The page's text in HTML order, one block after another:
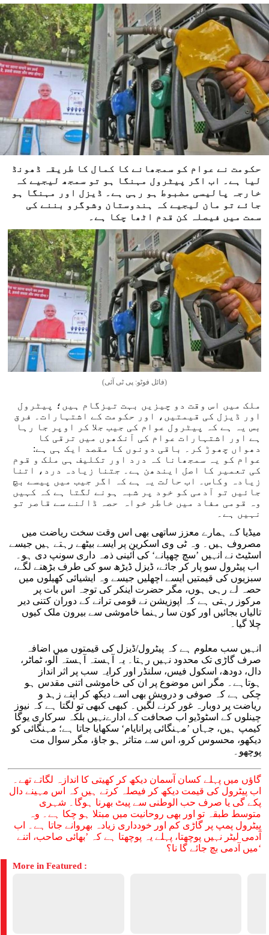
حکومت نے عوام کو سمجھانے کا کمال کا طریقہ ڈھونڈ
لیا ہے۔ اب اگر پیٹرول مہنگا ہو تو سمجھ لیجیے کہ
خارجہ پالیسی مضبوط ہو رہی ہے۔ ڈیزل اور مہنگا ہو
جائے تو مان لیجیے کہ ہندوستان وشوگرو بننے کی
سمت میں فیصلہ کن قدم اٹھا چکا ہے۔
(فائل فوٹو: پی ٹی آئی)
ملک میں اس وقت دو چیزیں بہت تیزگام ہیں؛ پیٹرول
اور ڈیزل کی قیمتیں، اور حکومت کے اشتہارات۔ فرق
بس یہ ہے کہ پیٹرول عوام کی جیب جلا کر اوپر جا رہا
ہے اور اشتہارات عوام کی آنکھوں میں ترقی کا
دھواں چھوڑ کر۔ باقی دونوں کا مقصد ایک ہی ہے:
عوام کو یہ سمجھانا کہ درد اور تکلیف ہی ملک و قوم
کی تعمیر کا اصل ایندھن ہے۔ جتنا زیادہ درد، اتنا
زیادہ وکاس۔ اب حالت یہ ہے کہ اگر جیب میں پیسے بچ
جائیں تو آدمی کو خود پر شبہ ہونے لگتا ہے کہ کہیں
وہ قومی مفاد میں خاطر خواہ حصہ ڈالنے سے قاصر تو
نہیں ہے۔
میڈیا کے ہمارے معزز ساتھی بھی اس وقت سخت ریاضت میں
مصروف ہیں۔ وہ ٹی وی اسکرین پر ایسے بیٹھے رہتے ہیں جیسے
اسٹیٹ نے انہیں ’سچ چھپانے‘ کی آئینی ذمہ داری سونپ دی ہو۔
اب پیٹرول سو پار کر جائے، ڈیزل ڈیڑھ سو کی طرف بڑھنے لگے،
سبزیوں کی قیمتیں ایسے اچھلیں جیسے وہ ایشیائی کھیلوں میں
حصہ لے رہی ہوں، مگر حضرت اینکر کی توجہ اس بات پر
مرکوز رہتی ہے کہ اپوزیشن نے قومی ترانے کے دوران کتنی دیر
تالیاں بجائیں اور کون سا رہنما خاموشی سے بیرون ملک کیوں
چلا گیا۔
انہیں سب معلوم ہے کہ پیٹرول/ڈیزل کی قیمتوں میں اضافہ
صرف گاڑی تک محدود نہیں رہتا۔ یہ آہستہ آہستہ آلو، ٹماٹر،
دال، دودھ، اسکول فیس، سلنڈر اور کرایہ سب پر اثر انداز
ہوتاہے۔ مگر اس موضوع پر ان کی خاموشی اتنی مقدس ہو
چکی ہے کہ صوفی و درویش بھی اسے دیکھ کر اپنے زہد و
ریاضت پر دوبارہ غور کرنے لگیں۔ کبھی کبھی تو لگتا ہے کہ نیوز
چینلوں کے اسٹوڈیو اب صحافت کے ادارےنہیں بلکہ سرکاری یوگا
کیمپ ہیں، جہاں ’مہنگائی پرانایام‘ سکھایا جاتا ہے؛ مہنگائی کو
دیکھو، محسوس کرو، اس سے متاثر ہو جاؤ، مگر سوال مت
پوچھو۔
گاؤں میں پہلے کسان آسمان دیکھ کر کھیتی کا اندازہ لگاتے تھے۔
اب پیٹرول کی قیمت دیکھ کر فیصلہ کرتے ہیں کہ اس مہینے دال
پکے گی یا صرف حب الوطنی سے پیٹ بھرنا ہوگا۔ شہری
متوسط طبقہ تو اور بھی روحانیت میں مبتلا ہو چکا ہے۔ وہ
پیٹرول پمپ پر گاڑی کم اور خودداری زیادہ بھروانے جاتا ہے۔ اب
آدمی لیٹر نہیں پوچھتا، پہلے یہ پوچھتا ہے کہ ’بھائی صاحب، اتنے
میں آدمی بچ جائے گا نا؟‘
More in Featured :